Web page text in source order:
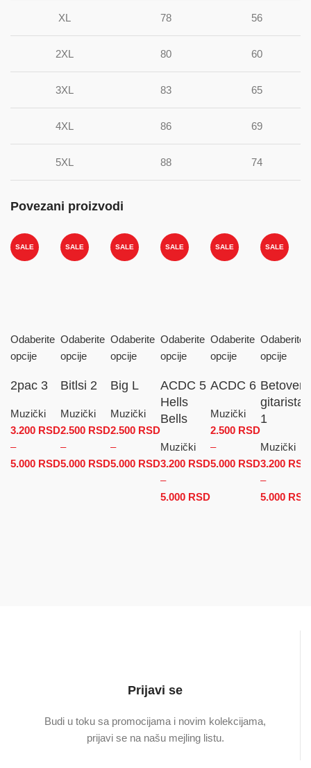
XL 78 56
2XL 80 60
3XL 83 65
4XL 86 69
5XL 88 74
Povezani proizvodi
SALE
Odaberite
opcije
2pac 3
Muzički
3.200 RSD
–
5.000 RSDRaspon cena: od 3.200 RSD do 5.000 RSD
SALE
Odaberite
opcije
Bitlsi 2
Muzički
2.500 RSD
–
5.000 RSDRaspon cena: od 2.500 RSD do
SALE
Odaberite
opcije
Big L
Muzički
2.500 RSD
–
5.000 RSDRaspon cena: od 2.500 RSD
do 5.000 RSD
SALE
Odaberite
opcije
ACDC 5
Hells
Bells
Muzički
3.200 RSD
–
5.000 RSD Raspon cena: od
SALE
Odaberite
opcije
ACDC 6
Muzički
2.500 RSD
–
5.000 RSDRaspon
cena: od
2.500 RSD
SALE
Odaberite
opcije
Betoven
gitarista
1
Muzički
3.200 RSD
–
5.000 RSD
Prijavi se
Budi u toku sa promocijama i novim kolekcijama,
prijavi se na našu mejling listu.